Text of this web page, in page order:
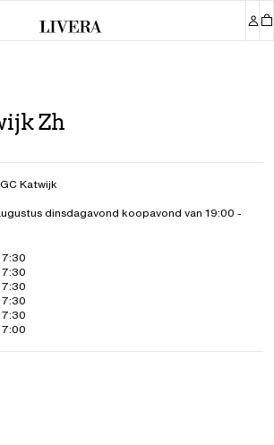
Zh
Katwijk
dinsdagavond koopavond van 19:00 -